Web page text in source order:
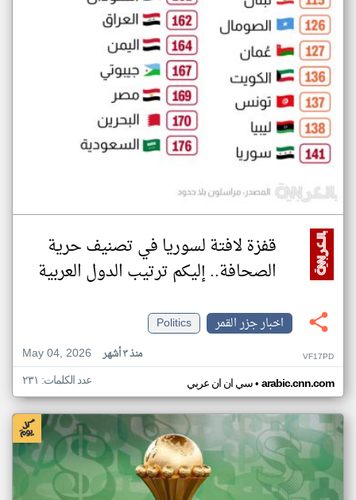
قفزة لافتة لسوريا في تصنيف حرية
الصحافة.. إليكم ترتيب الدول العربية
اخبار جزر القمر
Politics
May 04, 2026
منذ ٣ أشهر VF17PD
سي ان ان عربي• arabic.cnn.com عدد الكلمات: ٢٣١